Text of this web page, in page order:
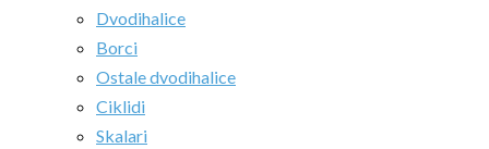
Dvodihalice
Borci
Ostale dvodihalice
Ciklidi
Skalari